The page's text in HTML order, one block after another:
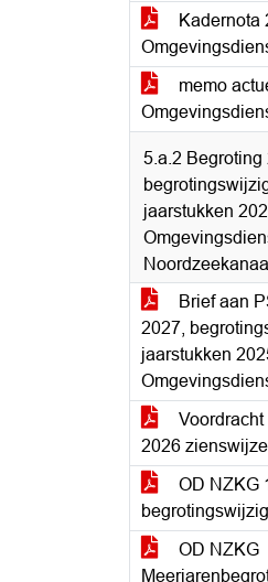
Kadernota
memo
5.a.2 Begroting
jaarstukken
Brief aan
2027,
jaarstukken
2026
OD NZKG
OD NZKG